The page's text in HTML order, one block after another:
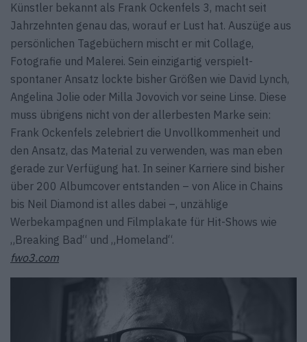
Künstler bekannt als Frank Ockenfels 3, macht seit
Jahrzehnten genau das, worauf er Lust hat. Auszüge aus
persönlichen Tagebüchern mischt er mit Collage,
Fotografie und Malerei. Sein einzigartig verspielt-
spontaner Ansatz lockte bisher Größen wie David Lynch,
Angelina Jolie oder Milla Jovovich vor seine Linse. Diese
muss übrigens nicht von der allerbesten Marke sein:
Frank Ockenfels zelebriert die Unvollkommenheit und
den Ansatz, das Material zu verwenden, was man eben
gerade zur Verfügung hat. In seiner Karriere sind bisher
über 200 Albumcover entstanden – von Alice in Chains
bis Neil Diamond ist alles dabei –, unzählige
Werbekampagnen und Filmplakate für Hit-Shows wie
„Breaking Bad“ und „Homeland“.
fwo3.com